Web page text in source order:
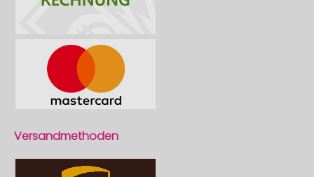
Versandmethoden